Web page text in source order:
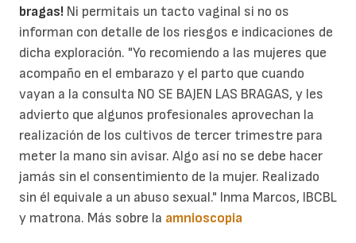
bragas! Ni permitais un tacto vaginal si no os
informan con detalle de los riesgos e indicaciones de
dicha exploración. "Yo recomiendo a las mujeres que
acompaño en el embarazo y el parto que cuando
vayan a la consulta NO SE BAJEN LAS BRAGAS, y les
advierto que algunos profesionales aprovechan la
realización de los cultivos de tercer trimestre para
meter la mano sin avisar. Algo así no se debe hacer
jamás sin el consentimiento de la mujer. Realizado
sin él equivale a un abuso sexual." Inma Marcos, IBCBL
y matrona. Más sobre la amnioscopia